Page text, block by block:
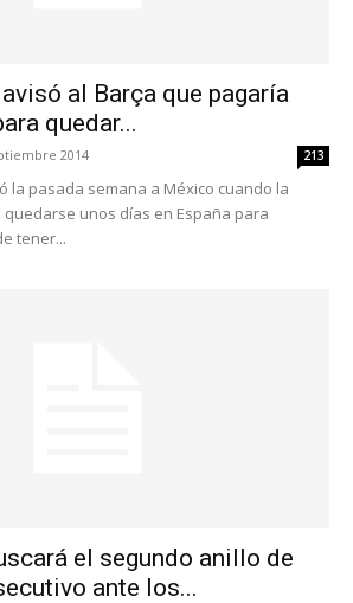
al Barça que pagaría
quedar...
2014 213
la pasada semana a México cuando la
unos días en España para
tener...
el segundo anillo de
ante los...